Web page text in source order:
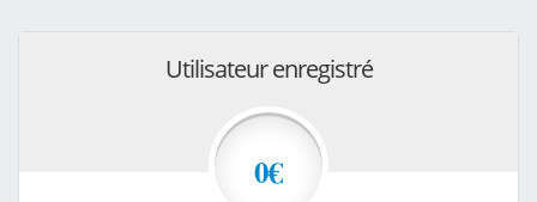
Utilisateur enregistré
0€